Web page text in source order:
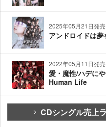
2025年05月21日発売
アンドロイドは
2022年05月11日発売
愛・魔性/ハデに
Human Life
CDシングル売上